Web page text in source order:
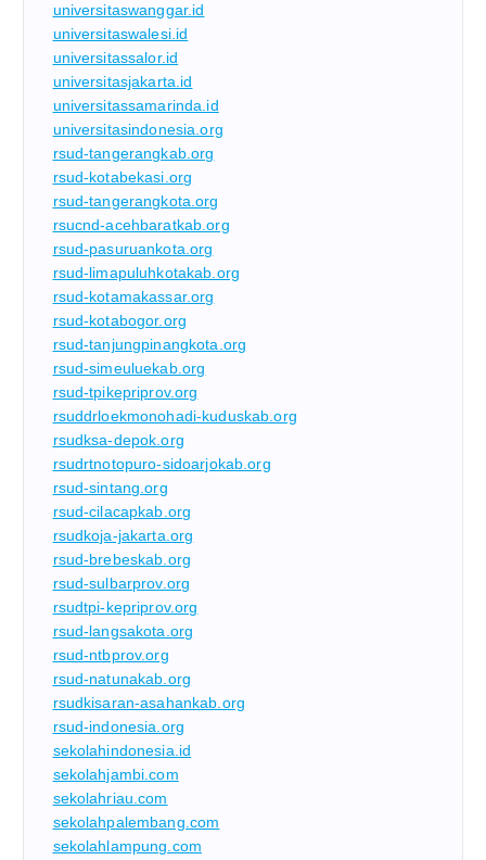
universitaswanggar.id
universitaswalesi.id
universitassalor.id
universitasjakarta.id
universitassamarinda.id
universitasindonesia.org
rsud-tangerangkab.org
rsud-kotabekasi.org
rsud-tangerangkota.org
rsucnd-acehbaratkab.org
rsud-pasuruankota.org
rsud-limapuluhkotakab.org
rsud-kotamakassar.org
rsud-kotabogor.org
rsud-tanjungpinangkota.org
rsud-simeuluekab.org
rsud-tpikepriprov.org
rsuddrloekmonohadi-kuduskab.org
rsudksa-depok.org
rsudrtnotopuro-sidoarjokab.org
rsud-sintang.org
rsud-cilacapkab.org
rsudkoja-jakarta.org
rsud-brebeskab.org
rsud-sulbarprov.org
rsudtpi-kepriprov.org
rsud-langsakota.org
rsud-ntbprov.org
rsud-natunakab.org
rsudkisaran-asahankab.org
rsud-indonesia.org
sekolahindonesia.id
sekolahjambi.com
sekolahriau.com
sekolahpalembang.com
sekolahlampung.com